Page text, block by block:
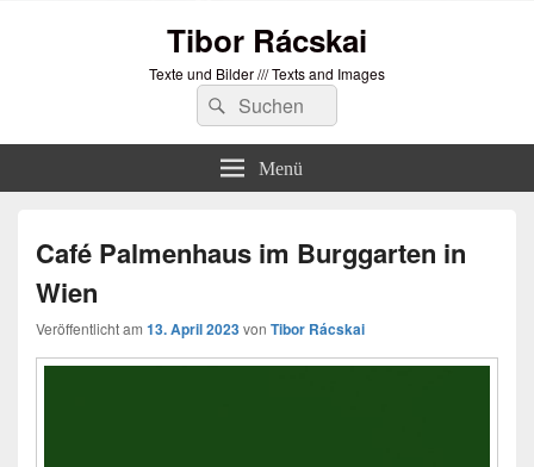
Tibor Rácskai
Texte und Bilder /// Texts and Images
Suchen
nach:
Suchen
Menü
Café Palmenhaus im Burggarten in
Wien
Veröffentlicht am 13. April 2023von Tibor Rácskai